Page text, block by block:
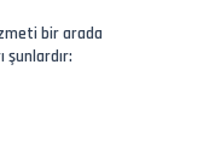
bir arada
şunlardır: